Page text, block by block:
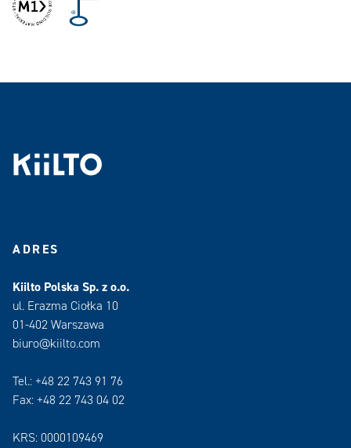
ADRES
Kiilto Polska Sp. z o.o.
ul. Erazma Ciołka 10
01-402 Warszawa
biuro@kiilto.com
Tel.: +48 22 743 91 76
Fax: +48 22 743 04 02
KRS: 0000109469